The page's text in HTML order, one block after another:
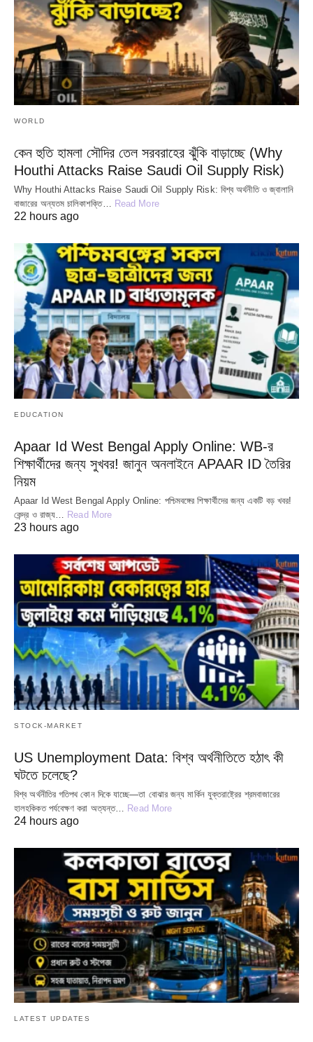
WORLD
কেন হুতি হামলা সৌদির তেল সরবরাহের ঝুঁকি বাড়াচ্ছে (Why
Houthi Attacks Raise Saudi Oil Supply Risk)
Why Houthi Attacks Raise Saudi Oil Supply Risk: বিশ্ব অর্থনীতি ও জ্বালানি
বাজারের অন্যতম চালিকাশক্তি… Read More
22 hours ago
EDUCATION
Apaar Id West Bengal Apply Online: WB-র
শিক্ষার্থীদের জন্য সুখবর! জানুন অনলাইনে APAAR ID তৈরির
নিয়ম
Apaar Id West Bengal Apply Online: পশ্চিমবঙ্গের শিক্ষার্থীদের জন্য একটি বড় খবর!
কেন্দ্র ও রাজ্য…
Read More
23 hours ago
STOCK-MARKET
US Unemployment Data: বিশ্ব অর্থনীতিতে হঠাৎ কী
ঘটতে চলেছে?
বিশ্ব অর্থনীতির গতিপথ কোন দিকে যাচ্ছে—তা বোঝার জন্য মার্কিন যুক্তরাষ্ট্রের শ্রমবাজারের
হালহকিকত পর্যবেক্ষণ করা অত্যন্ত… Read More
24 hours ago
LATEST UPDATES